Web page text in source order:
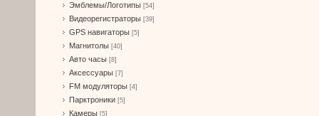
Эмблемы/Логотипы [54]
Видеорегистраторы [39]
GPS навигаторы [5]
Магнитолы [40]
Авто часы [8]
Аксессуары [7]
FM модуляторы [4]
Парктроники [5]
Камеры [5]